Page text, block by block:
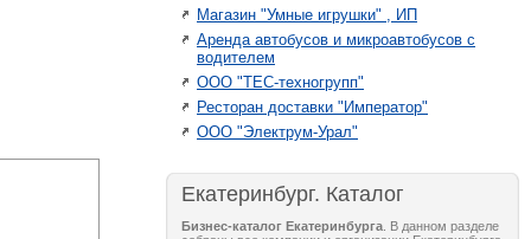
Магазин "Умные игрушки" , ИП
Аренда автобусов и микроавтобусов с
водителем
ООО "ТЕС-техногрупп"
Ресторан доставки "Император"
ООО "Электрум-Урал"
Екатеринбург. Каталог
Бизнес-каталог Екатеринбурга . В данном разделе